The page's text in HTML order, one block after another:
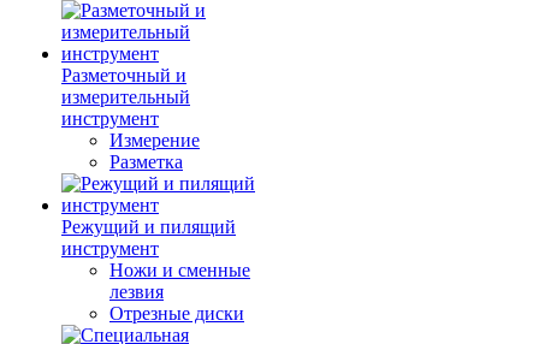
Разметочный и
измерительный
инструмент
Измерение
Разметка
Режущий и пилящий
инструмент
Ножи и сменные
лезвия
Отрезные диски